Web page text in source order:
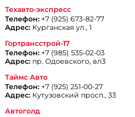
Техавто-экспресс
Телефон: +7 (925) 673-82-77
Адрес: Курганская ул., 1
Гортрансстрой-17
Телефон: +7 (985) 535-02-03
Адрес: пр. Одоевского, вл3
Таймс Авто
Телефон: +7 (925) 251-00-27
Адрес: Кутузовский просп., 33
Автоголд